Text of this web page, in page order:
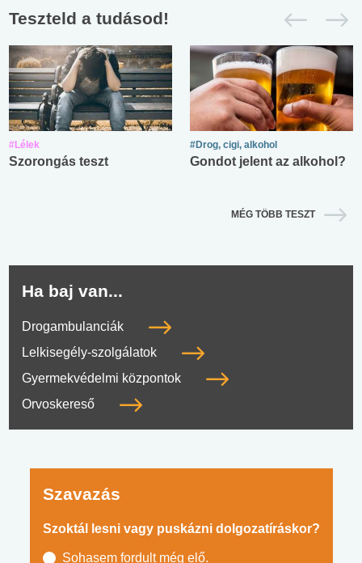
Teszteld a tudásod!
#Lélek
Szorongás teszt
#Drog, cigi, alkohol
Gondot jelent az alkohol?
MÉG TÖBB TESZT
Ha baj van...
Drogambulanciák
Lelkisegély-szolgálatok
Gyermekvédelmi központok
Orvoskereső
Szavazás
Szoktál lesni vagy puskázni dolgozatíráskor?
Sohasem fordult még elő.